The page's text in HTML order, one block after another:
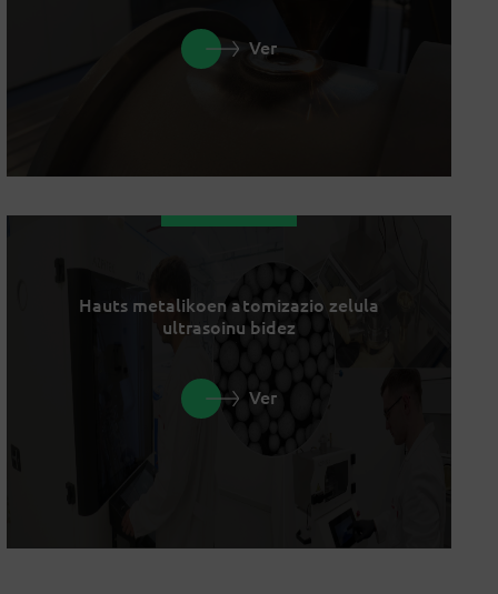
Ver
Hauts metalikoen atomizazio zelula
ultrasoinu bidez
Ver